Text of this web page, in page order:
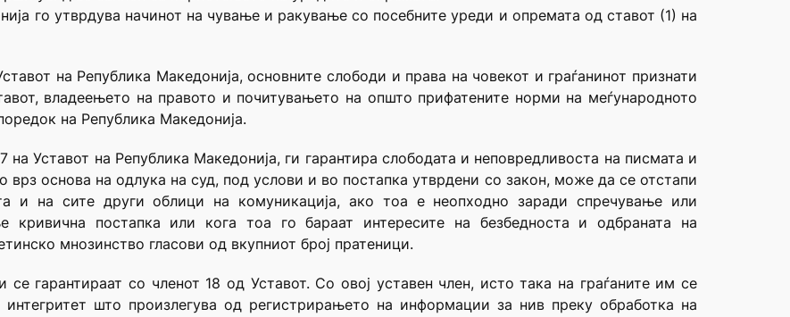
го утврдува начинот на чување и ракување со посебните уреди и опремата од ставот (1) на
на Република Македонија, основните слободи и права на човекот и граѓанинот признати
владеењето на правото и почитувањето на општо прифатените норми на меѓународното
на Република Македонија.
на Уставот на Република Македонија, ги гарантира слободата и неповредливоста на писмата и
врз основа на одлука на суд, под услови и во постапка утврдени со закон, може да се отстапи
и на сите други облици на комуникација, ако тоа е неопходно заради спречување или
кривична постапка или кога тоа го бараат интересите на безбедноста и одбраната на
мнозинство гласови од вкупниот број пратеници.
се гарантираат со членот 18 од Уставот. Со овој уставен член, исто така на граѓаните им се
што произлегува од регистрирањето на информации за нив преку обработка на